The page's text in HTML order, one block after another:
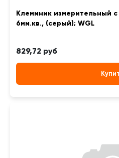
Клеммник измерительный
6мм.кв., (серый); WGL
829,72 руб